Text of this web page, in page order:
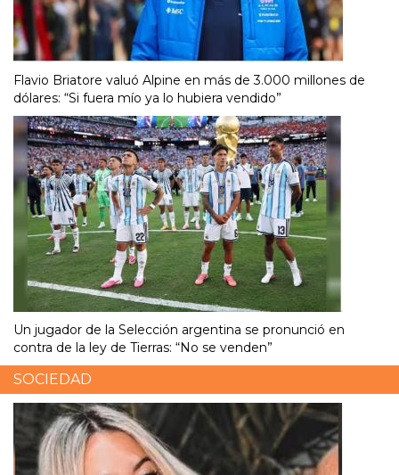
Flavio Briatore valuó Alpine en más de 3.000 millones de
dólares: “Si fuera mío ya lo hubiera vendido”
Un jugador de la Selección argentina se pronunció en
contra de la ley de Tierras: “No se venden”
SOCIEDAD